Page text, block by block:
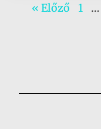
« Előző 1 …